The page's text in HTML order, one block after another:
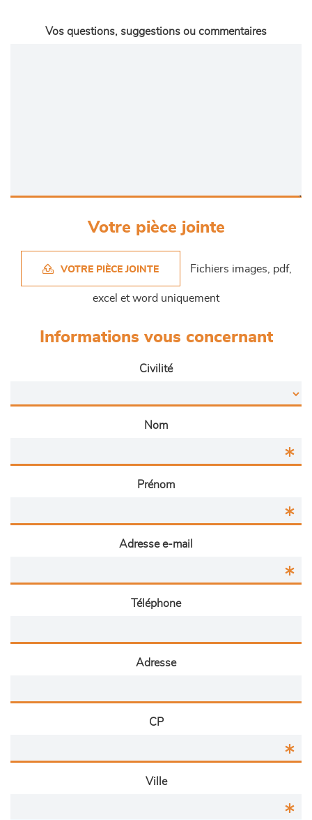
Vos questions, suggestions ou commentaires
Votre pièce jointe
VOTRE PIÈCE JOINTE Fichiers images, pdf,
excel et word uniquement
Informations vous concernant
Civilité
Nom
Prénom
Adresse e-mail
Téléphone
Adresse
CP
Ville